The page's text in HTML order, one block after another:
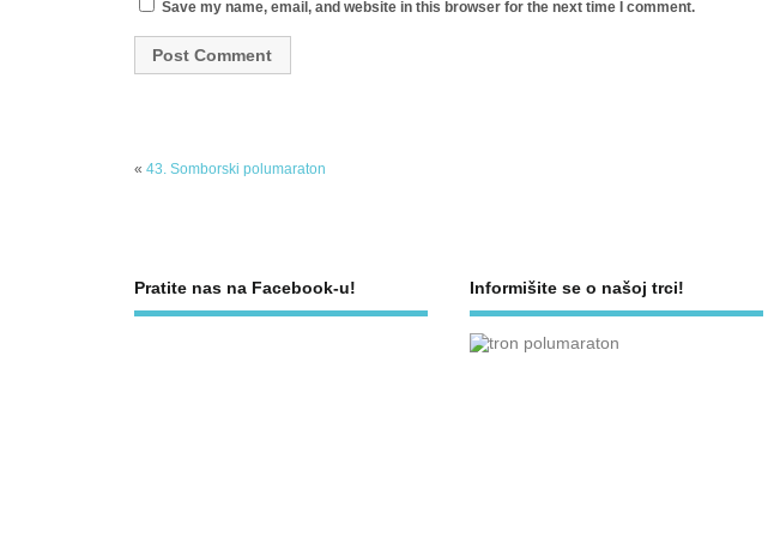
Save my name, email, and website in this browser for the next time I comment.
« 43. Somborski polumaraton
Pratite nas na Facebook-u! Informišite se o našoj trci!